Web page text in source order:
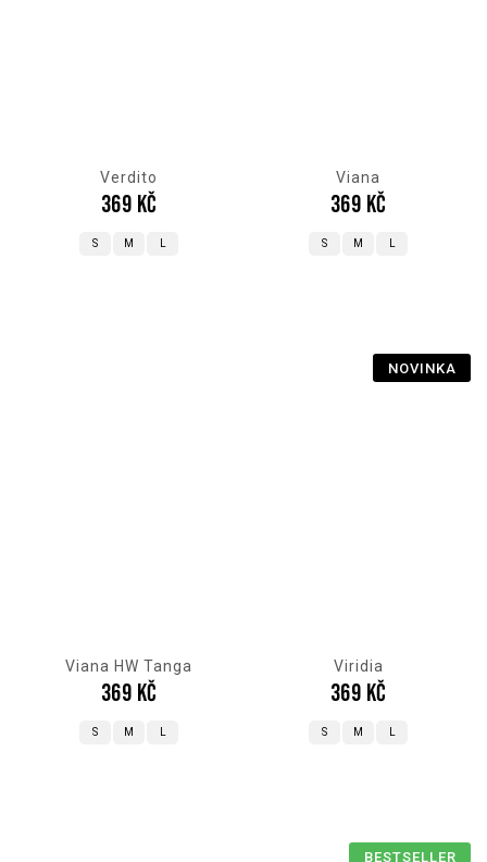
Verdito
369 Kč
S M
Viana
369 Kč
S M
Viana HW Tanga
369 Kč
S M
NOVINKA
Viridia
369 Kč
S M
BESTSELLER